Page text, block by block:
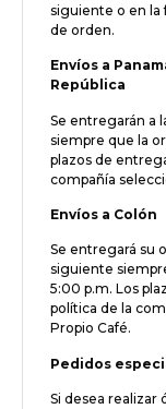
siguiente o en la
de orden.
Envíos a
República
Se entregarán a
siempre que la
plazos de
compañía
Envíos a Colón
Se entregará su
siguiente
5:00 p.m. Los
política de la
Propio Café.
Pedidos
Si desea realizar